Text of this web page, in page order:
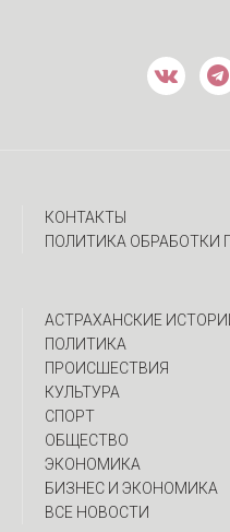
КОНТАКТЫ
ПОЛИТИКА ОБРАБОТКИ
АСТРАХАНСКИЕ
ПОЛИТИКА
ПРОИСШЕСТВИЯ
КУЛЬТУРА
СПОРТ
ОБЩЕСТВО
ЭКОНОМИКА
БИЗНЕС И ЭКОНОМИКА
ВСЕ НОВОСТИ